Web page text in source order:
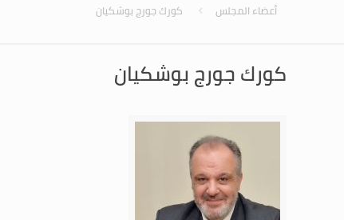
أعضاء المجلس كورك جورج بوشكيان
كورك جورج بوشكيان